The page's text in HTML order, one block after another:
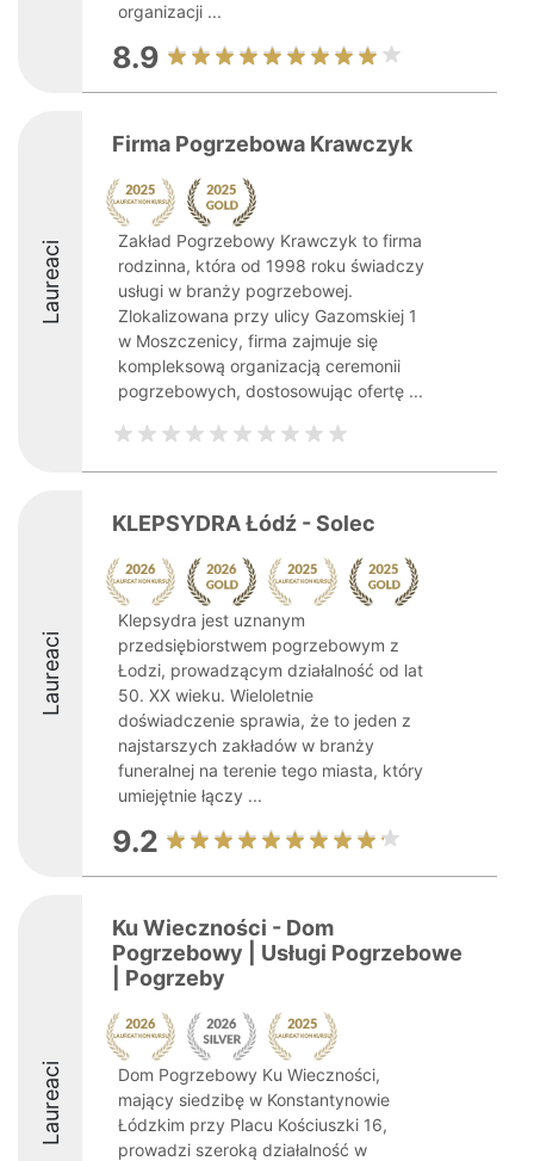
organizacji ...
8.9
Laureaci
Firma Pogrzebowa Krawczyk
Zakład Pogrzebowy Krawczyk to firma
rodzinna, która od 1998 roku świadczy
usługi w branży pogrzebowej.
Zlokalizowana przy ulicy Gazomskiej 1
w Moszczenicy, firma zajmuje się
kompleksową organizacją ceremonii
pogrzebowych, dostosowując ofertę ...
Laureaci
KLEPSYDRA Łódź - Solec
Klepsydra jest uznanym
przedsiębiorstwem pogrzebowym z
Łodzi, prowadzącym działalność od lat
50. XX wieku. Wieloletnie
doświadczenie sprawia, że to jeden z
najstarszych zakładów w branży
funeralnej na terenie tego miasta, który
umiejętnie łączy ...
9.2
Laureaci
Ku Wieczności - Dom
Pogrzebowy | Usługi Pogrzebowe
| Pogrzeby
Dom Pogrzebowy Ku Wieczności,
mający siedzibę w Konstantynowie
Łódzkim przy Placu Kościuszki 16,
prowadzi szeroką działalność w